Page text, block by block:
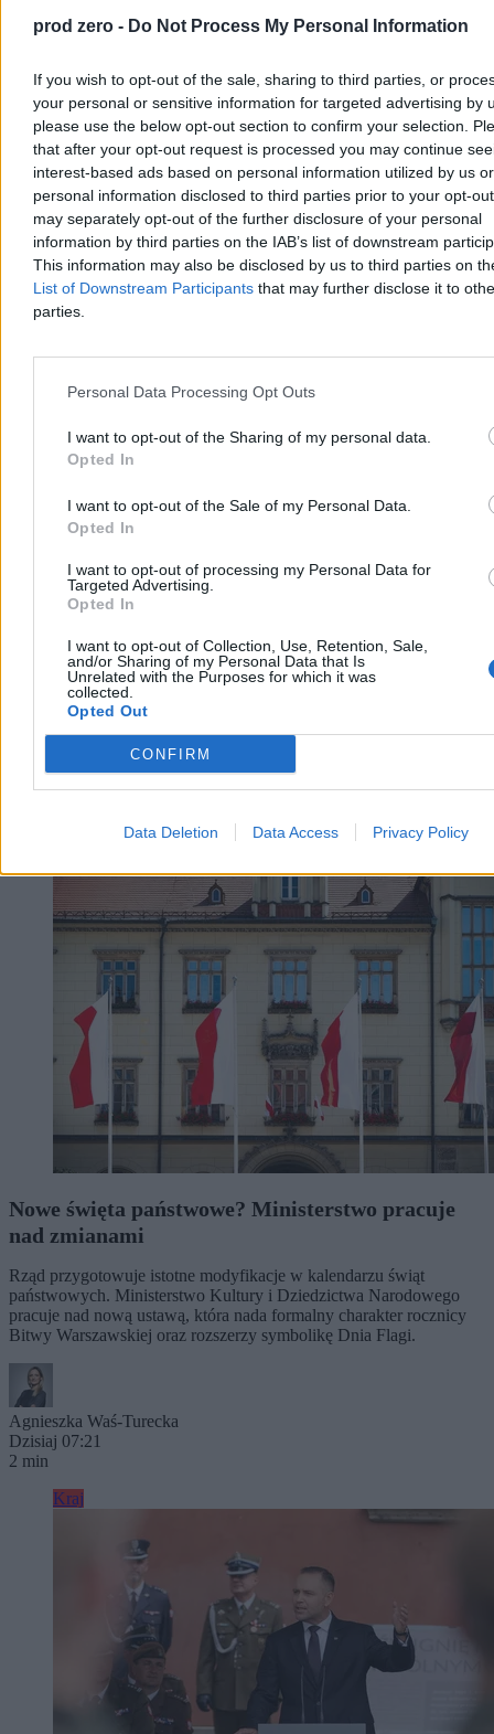
prod zero - Do Not Process My Personal Information
If you wish to opt-out of the sale, sharing to third parties, or
your personal or sensitive information for targeted advertising by
please use the below opt-out section to confirm your selection.
that after your opt-out request is processed you may continue
interest-based ads based on personal information utilized by us or
personal information disclosed to third parties prior to your opt-
may separately opt-out of the further disclosure of your personal
information by third parties on the IAB’s list of downstream
This information may also be disclosed by us to third parties on
List of Downstream Participants that may further disclose it to
parties.
Personal Data Processing Opt Outs
I want to opt-out of the Sharing of my personal data.
Opted In
I want to opt-out of the Sale of my Personal Data.
Opted In
I want to opt-out of processing my Personal Data for
Targeted Advertising.
Opted In
I want to opt-out of Collection, Use, Retention, Sale,
and/or Sharing of my Personal Data that Is
Unrelated with the Purposes for which it was
collected.
Opted Out
CONFIRM
Data Deletion Data Access Privacy Policy
Konfederacja przygotowuje się do wyborów.
Zaczyna już układać listy
Konfederacji miała rozpocząć się już rywalizacja o najlepsze
miejsca na listach. Starcie frakcji Krzysztofa Bosaka i Sławomira
Mentzena może przesądzić o przyszłej koalicji z PiS.
Dzisiaj 08:22
Reklama
Nowe święta państwowe? Ministerstwo pracuje
nad zmianami
Rząd przygotowuje istotne modyfikacje w kalendarzu świąt
państwowych. Ministerstwo Kultury i Dziedzictwa Narodowego
pracuje nad nową ustawą, która nada formalny charakter rocznicy
Bitwy Warszawskiej oraz rozszerzy symbolikę Dnia Flagi.
Agnieszka Waś-Turecka
Dzisiaj 07:21
2 min
Kraj